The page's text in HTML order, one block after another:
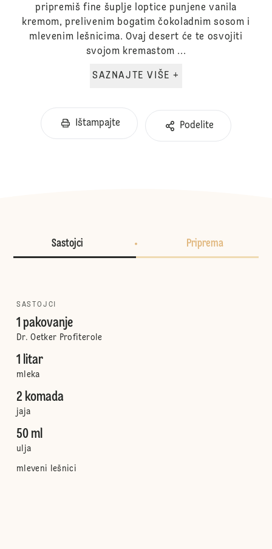
pripremiš fine šuplje loptice punjene vanila
kremom, prelivenim bogatim čokoladnim sosom i
mlevenim lešnicima. Ovaj desert će te osvojiti
svojom kremastom ...
SAZNAJTE VIŠE +
Ištampajte Podelite
Sastojci Priprema
SASTOJCI
1 pakovanje
Dr. Oetker Profiterole
1 litar
mleka
2 komada
jaja
50 ml
ulja
mleveni lešnici